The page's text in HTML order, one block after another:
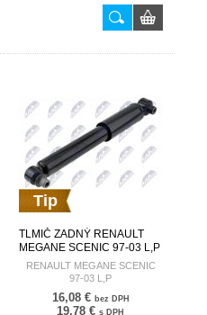
Tip
TLMIČ ZADNÝ RENAULT
MEGANE SCENIC 97-03 L,P
7700413096 A-RE-001
RENAULT MEGANE SCENIC
97-03 L,P
16,08 € bez DPH
19,78 € s DPH